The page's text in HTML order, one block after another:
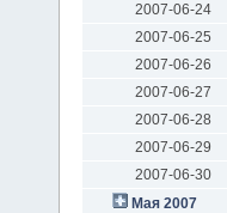
2007-06-24
2007-06-25
2007-06-26
2007-06-27
2007-06-28
2007-06-29
2007-06-30
Мая 2007